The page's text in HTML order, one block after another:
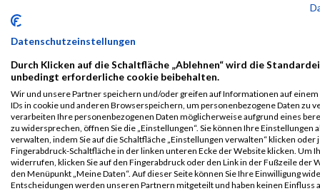
München
weiblich
B2Run
München
Teamwertung
mixed
5373 Jana Hetfleisch 0000 GER
Ingenieure
B2Run
München
Teamwertung
weiblich
5373 Jana Hetfleisch 0000 GER
Beratende
Ingenieure
Datenschutzeinstellungen
Durch Klicken auf die Schaltfläche „Ablehnen“ wird die
unbedingt erforderliche cookie beibehalten.
Wir und unsere Partner speichern und/oder greifen auf Informationen auf einem
IDs in cookie und anderen Browserspeichern, um personenbezogene Daten zu
verarbeiten Ihre personenbezogenen Daten möglicherweise aufgrund eines
zu widersprechen, öffnen Sie die „Einstellungen“. Sie können Ihre Einstellungen
verwalten, indem Sie auf die Schaltfläche „Einstellungen verwalten“ klicken oder
Fingerabdruck-Schaltfläche in der linken unteren Ecke der Website klicken. Um
widerrufen, klicken Sie auf den Fingerabdruck oder den Link in der Fußzeile der
den Menüpunkt „Meine Daten“. Auf dieser Seite können Sie Ihre Einwilligung
Entscheidungen werden unseren Partnern mitgeteilt und haben keinen Einfluss